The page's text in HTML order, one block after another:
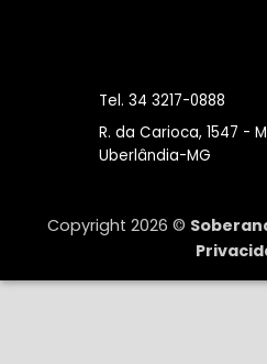
Tel. 34 3217-0888
R. da Carioca, 1547 -
Uberlândia-MG
Copyright 2026 ©